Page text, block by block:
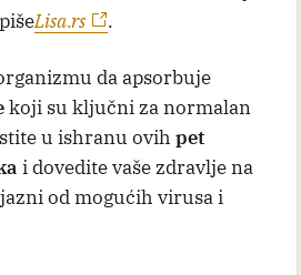
Lisa.rs .
da apsorbuje
koji su ključni za normalan
u ishranu ovih pet
i dovedite vaše zdravlje na
od mogućih virusa i